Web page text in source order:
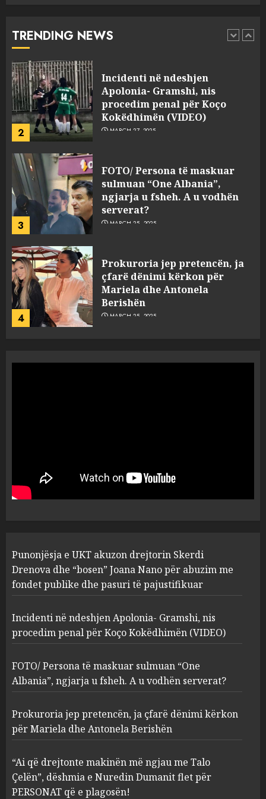
TRENDING NEWS
1
pasuri të pajustifikuar
2
Incidenti në ndeshjen
Apolonia- Gramshi, nis
procedim penal për Koço
Kokëdhimën (VIDEO)
MARCH 27, 2025
3
FOTO/ Persona të maskuar
sulmuan “One Albania”,
ngjarja u fsheh. A u vodhën
serverat?
MARCH 25, 2025
4
Prokuroria jep pretencën, ja
çfarë dënimi kërkon për
Mariela dhe Antonela
Berishën
MARCH 25, 2025
1
“bosen” Joana Nano për
abuzim me fondet publike dhe
pasuri të pajustifikuar
2
Apolonia- Gramshi, nis
procedim penal për Koço
Kokëdhimën (VIDEO)
MARCH 27, 2025
3
FOTO/ Persona të maskuar
sulmuan “One Albania”,
ngjarja u fsheh. A u vodhën
serverat?
MARCH 25, 2025
4
Prokuroria jep pretencën, ja
çfarë dënimi kërkon për
Berishën
MARCH 25, 2025
Punonjësja e UKT akuzon drejtorin Skerdi
Drenova dhe “bosen” Joana Nano për abuzim me
fondet publike dhe pasuri të pajustifikuar
Incidenti në ndeshjen Apolonia- Gramshi, nis
procedim penal për Koço Kokëdhimën (VIDEO)
FOTO/ Persona të maskuar sulmuan “One
Albania”, ngjarja u fsheh. A u vodhën serverat?
Prokuroria jep pretencën, ja çfarë dënimi kërkon
për Mariela dhe Antonela Berishën
“Ai që drejtonte makinën më ngjau me Talo
Çelën”, dëshmia e Nuredin Dumanit flet për
PERSONAT që e plagosën!